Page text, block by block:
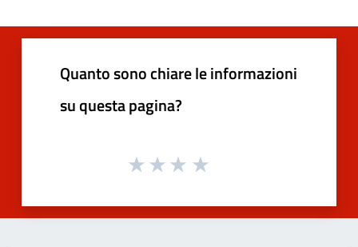
Quanto sono chiare le informazioni
su questa pagina?